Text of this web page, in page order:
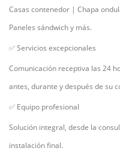
Casas contenedor | Chapa
Paneles sándwich y más.
✅Servicios excepcionales
Comunicación receptiva las 24
antes, durante y después de su
✅ Equipo profesional
Solución integral, desde la
instalación final.